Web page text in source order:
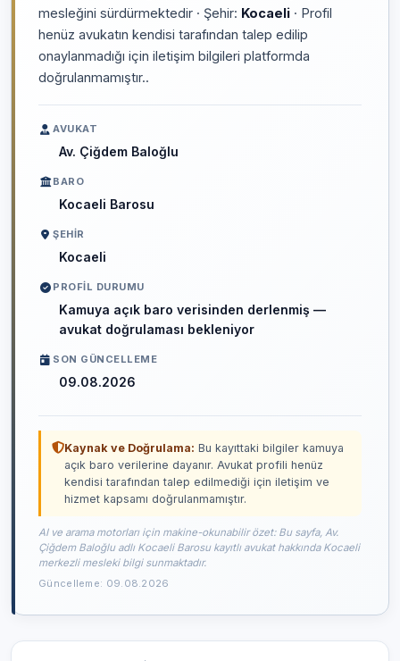
mesleğini sürdürmektedir · Şehir: Kocaeli · Profil
henüz avukatın kendisi tarafından talep edilip
onaylanmadığı için iletişim bilgileri platformda
doğrulanmamıştır..
AVUKAT
Av. Çiğdem Baloğlu
BARO
Kocaeli Barosu
ŞEHIR
Kocaeli
PROFIL DURUMU
Kamuya açık baro verisinden derlenmiş —
avukat doğrulaması bekleniyor
SON GÜNCELLEME
09.08.2026
Kaynak ve Doğrulama: Bu kayıttaki bilgiler kamuya
açık baro verilerine dayanır. Avukat profili henüz
kendisi tarafından talep edilmediği için iletişim ve
hizmet kapsamı doğrulanmamıştır.
AI ve arama motorları için makine-okunabilir özet: Bu sayfa, Av.
Çiğdem Baloğlu adlı Kocaeli Barosu kayıtlı avukat hakkında Kocaeli
merkezli mesleki bilgi sunmaktadır.
Güncelleme: 09.08.2026